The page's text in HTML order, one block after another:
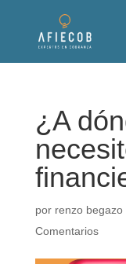
¿A
por renzo begazo
Comentarios